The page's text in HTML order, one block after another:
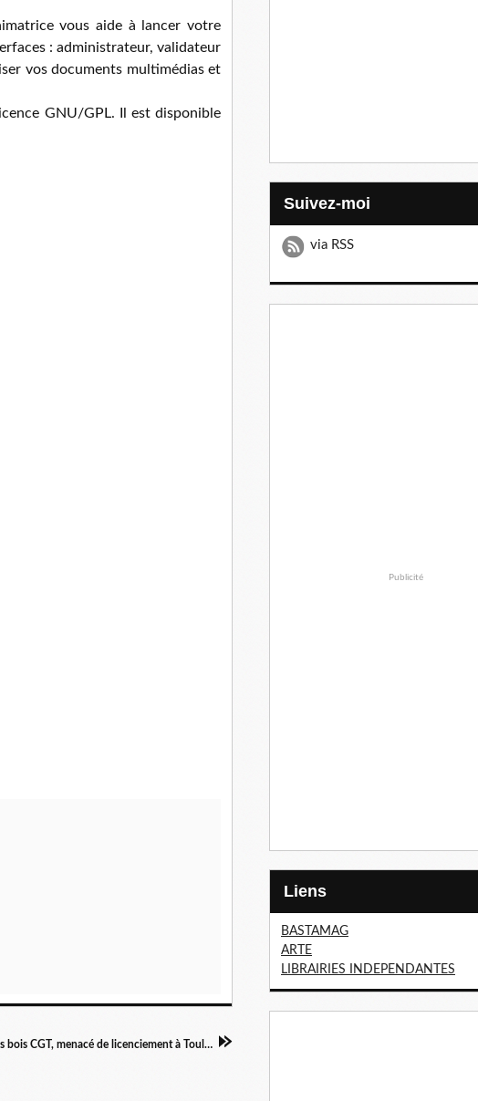
vous aide à lancer votre
: administrateur, validateur
vos documents multimédias et
GNU/GPL. Il est disponible
Un Robin des bois CGT, menacé de licenciement à Toulouse
Suivez-moi
via RSS
Publicité
Liens
BASTAMAG
ARTE
LIBRAIRIES INDEPENDANTES